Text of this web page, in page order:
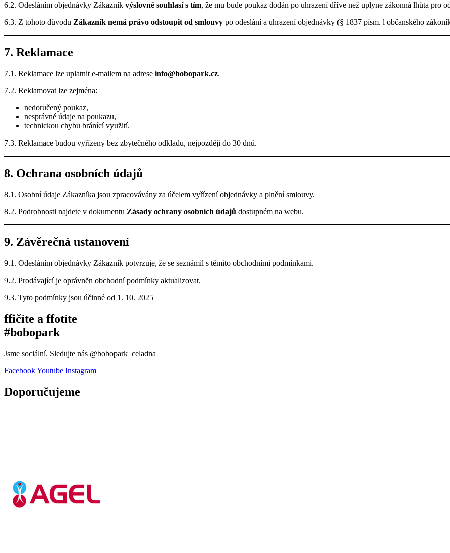
6.2. Odesláním objednávky Zákazník výslovně souhlasí s tím, že mu bude poukaz dodán po uhrazení dříve než uplyne zákonná lhůta pro
6.3. Z tohoto důvodu Zákazník nemá právo odstoupit od smlouvy po odeslání a uhrazení objednávky (§ 1837 písm. l občanského
7. Reklamace
7.1. Reklamace lze uplatnit e-mailem na adrese info@bobopark.cz.
7.2. Reklamovat lze zejména:
nedoručený poukaz,
nesprávné údaje na poukazu,
technickou chybu bránící využití.
7.3. Reklamace budou vyřízeny bez zbytečného odkladu, nejpozději do 30 dnů.
8. Ochrana osobních údajů
8.1. Osobní údaje Zákazníka jsou zpracovávány za účelem vyřízení objednávky a plnění smlouvy.
8.2. Podrobnosti najdete v dokumentu Zásady ochrany osobních údajů dostupném na webu.
9. Závěrečná ustanovení
9.1. Odesláním objednávky Zákazník potvrzuje, že se seznámil s těmito obchodními podmínkami.
9.2. Prodávající je oprávněn obchodní podmínky aktualizovat.
9.3. Tyto podmínky jsou účinné od 1. 10. 2025
ffičíte a ffotíte
#bobopark
Jsme sociální. Sledujte nás @bobopark_celadna
FacebookYoutube Instagram
Doporučujeme